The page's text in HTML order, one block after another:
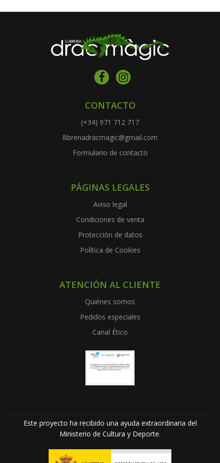
CONTACTO
(+34) 971 712 717
llibreriadracmagic@gmail.com
Formulario de contacto
PÁGINAS LEGALES
Aviso legal
Condiciones de venta
Protección de datos
Política de Cookies
ATENCIÓN AL CLIENTE
Quiénes somos
Pedidos especiales
Canal Ético
Este proyecto ha recibido una ayuda extraordinaria del
Ministerio de Cultura y Deporte.